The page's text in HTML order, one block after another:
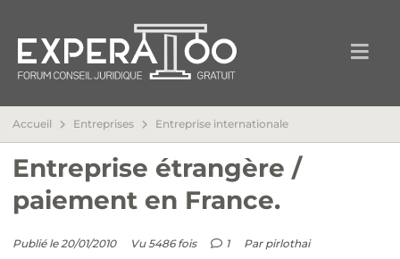
Accueil Entreprises Entreprise internationale
Entreprise étrangère /
paiement en France.
Publié le 20/01/2010 Vu 5486 fois 1 Par pirlothai